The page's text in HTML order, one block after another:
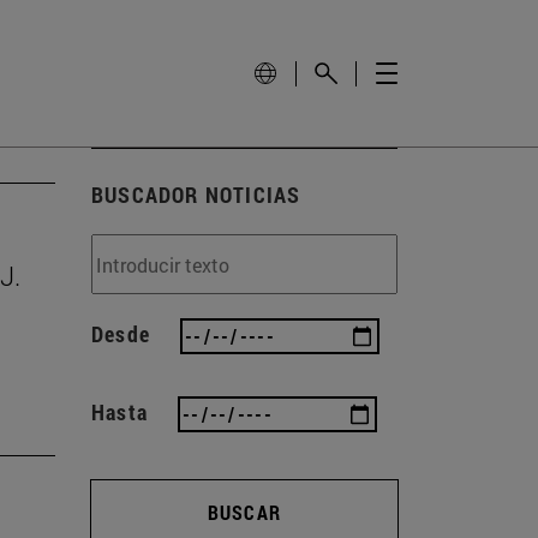
BUSCADOR NOTICIAS
Desde
Hasta
BUSCAR